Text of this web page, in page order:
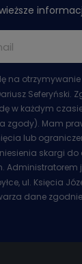
na
Seferyński.
w każdym
zgody). Mam
lub
skargi
Administratorem
ul. Księcia
dane